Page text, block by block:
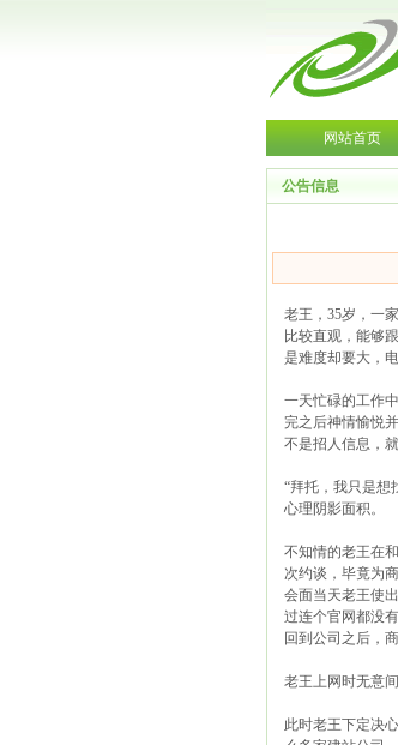
网站首页
公告信息
老王，35岁，一
比较直观，能够
是难度却要大，
一天忙碌的工作
完之后神情愉悦
不是招人信息，
“拜托，我只是想
心理阴影面积。
不知情的老王在
次约谈，毕竟为
会面当天老王使
过连个官网都没
回到公司之后，
老王上网时无意
此时老王下定决